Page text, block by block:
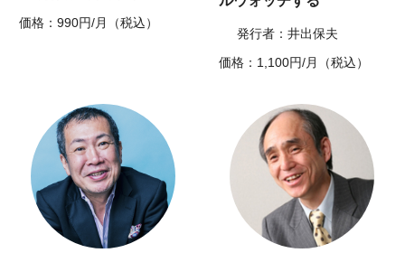
価格：990円/月（税込）
発行者：井出保夫
価格：1,100円/月（税込）